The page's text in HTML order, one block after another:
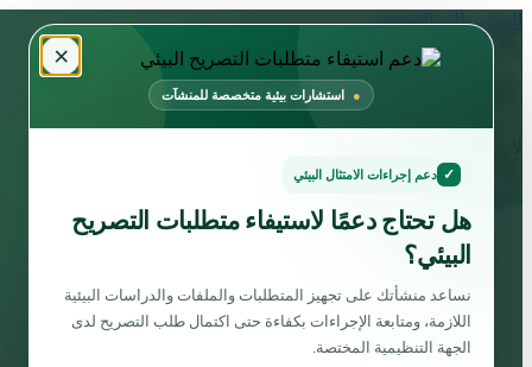
×
استشارات بيئية متخصصة للمنشآت
✓ دعم إجراءات الامتثال البيئي
هل تحتاج دعمًا لاستيفاء متطلبات التصريح
البيئي؟
نساعد منشأتك على تجهيز المتطلبات والملفات والدراسات البيئية
اللازمة، ومتابعة الإجراءات بكفاءة حتى اكتمال طلب التصريح لدى
الجهة التنظيمية المختصة.
التجاوز إلى المحتوى
الرئيسية
الخدمات
من نحن
برفايل الشركة
مشاريعنا
القطاعات